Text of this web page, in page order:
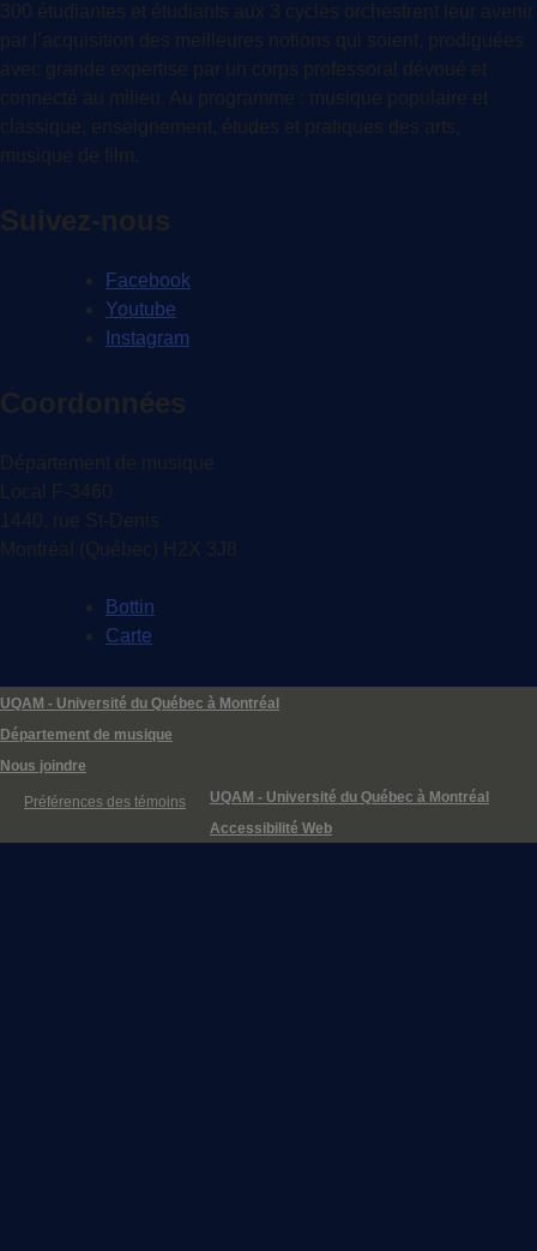
300 étudiantes et étudiants aux 3 cycles orchestrent leur avenir
par l’acquisition des meilleures notions qui soient, prodiguées
avec grande expertise par un corps professoral dévoué et
connecté au milieu. Au programme : musique populaire et
classique, enseignement, études et pratiques des arts,
musique de film.
Suivez-nous
Facebook
Youtube
Instagram
Coordonnées
Département de musique
Local F-3460
1440, rue St-Denis
Montréal (Québec) H2X 3J8
Bottin
Carte
UQAM - Université du Québec à Montréal
Département de musique
Nous joindre
Préférences des témoins
UQAM - Université du Québec à Montréal
Accessibilité Web